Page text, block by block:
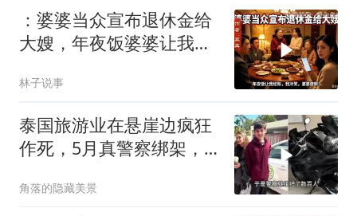
：婆婆当众宣布退休金给
大嫂，年夜饭婆婆让我结
林子说事
泰国旅游业在悬崖边疯狂
作死，5月真警察绑架，7
角落的隐藏美景